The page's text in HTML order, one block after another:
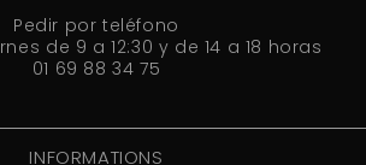
Pedir por teléfono
de 9 a 12:30 y de 14 a 18 horas
01 69 88 34 75
INFORMATIONS